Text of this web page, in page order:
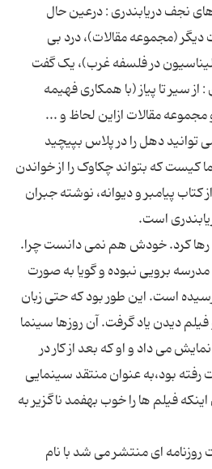
نجف دریابندرى : درعین حال
دیگر (مجموعه مقالات)، درد بى
در فلسفه غرب)، یک گفت
سیر تا پیاز (با همکارى فهیمه
توانید دهل را در پلاس بپیچید
کیست که بتواند چکاوک را از خواندن
کتاب پیامبر و دیوانه، نوشته جبران
رها کرد. خودش هم نمى دانست چرا.
مدرسه برویى نبوده و گویا به صورت
است. این طور بود که حتى زبان
فیلم دیدن یاد گرفت. آن روزها سینما
مى داد و او که بعد از کار در
رفته بود،به عنوان منتقد سینمایى
فیلم ها را خوب بهفمد ناگزیر به
روزنامه اى منتشر مى شد با نام